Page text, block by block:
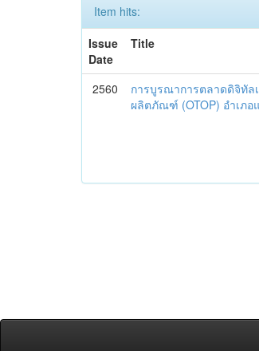
Item hits:
Issue
Date
Title
2560
การบูรณาการตลาดดิจิทั
ผลิตภัณฑ์ (OTOP) อำเภอ